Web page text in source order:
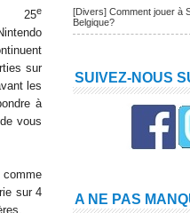
25e
sur
les
à
vous
sur 4
[Divers] Comment jouer à
Belgique?
SUIVEZ-NOUS
A NE PAS